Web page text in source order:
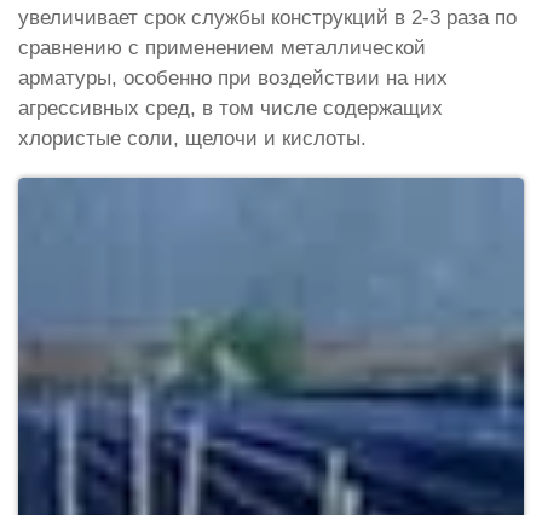
увеличивает срок службы конструкций в 2-3 раза по
сравнению с применением металлической
арматуры, особенно при воздействии на них
агрессивных сред, в том числе содержащих
хлористые соли, щелочи и кислоты.